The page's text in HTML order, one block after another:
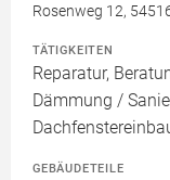
Rosenweg 12,
TÄTIGKEITEN
Reparatur,
Dämmung /
GEBÄUDETEILE